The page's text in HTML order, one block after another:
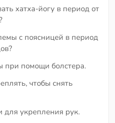
хатха-йогу в период от
с поясницей в период
при помощи болстера.
чтобы снять
для укрепления рук.